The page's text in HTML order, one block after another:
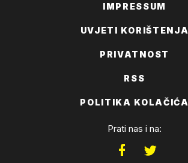
IMPRESSUM
UVJETI KORIŠTENJA
PRIVATNOST
RSS
POLITIKA KOLAČIĆA
Prati nas i na: